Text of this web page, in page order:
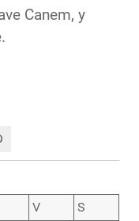
Canem, y
V
S